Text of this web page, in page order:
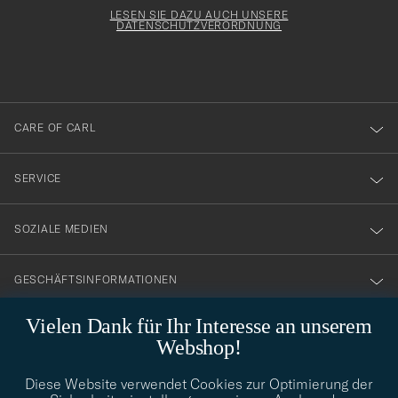
Vielen Dank für Ihr Interesse an unserem
Webshop!
Diese Website verwendet Cookies zur Optimierung der
dig
till
vårt
nyhetsbrev!
LESEN SIE DAZU AUCH UNSERE
DATENSCHUTZVERORDNUNG
CARE OF CARL
SERVICE
SOZIALE MEDIEN
GESCHÄFTSINFORMATIONEN
Benötigen Sie Hilfe bei der Suche nach Ihrem persönlichen Stil?